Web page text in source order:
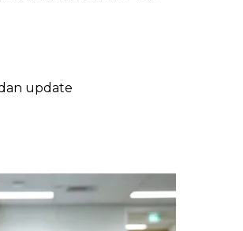
update